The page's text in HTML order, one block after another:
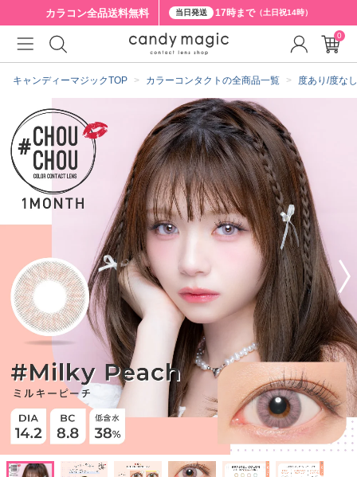
カラコン全品送料無料 当日発送 17時まで（土日祝14時）
キャンディーマジックTOP カラーコンタクトの全商品一覧 度あり/度な
0
クーポン詳細